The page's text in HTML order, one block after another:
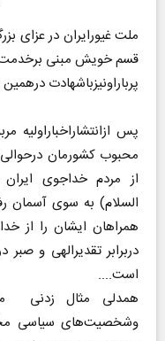
ملت غیورایران در عزای
قسم خویش مبنی برخدمت
پرباراونیزباشهادت
پس ازانتشاراخباراولیه
محبوب کشورمان
از مردم خداجوی
السلام) به سوی
همراهان ایشان را از
دربرابر تقدیرالهی و صبر
است....
همدلی مثال زدنی
وشخصیت‌های سیاسی